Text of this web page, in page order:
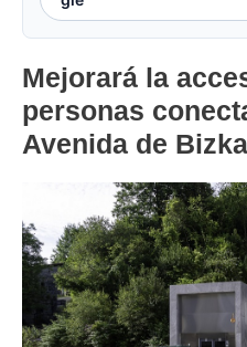
Mejorará la
personas
Avenida de